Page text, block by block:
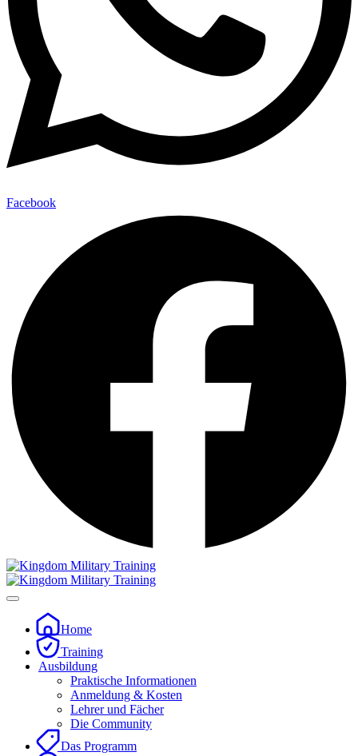
Facebook
Home
Training
Ausbildung
Praktische Informationen
Anmeldung & Kosten
Lehrer und Fächer
Die Community
Das Programm